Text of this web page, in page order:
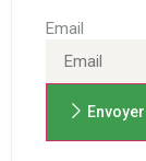
Email
Envoyer